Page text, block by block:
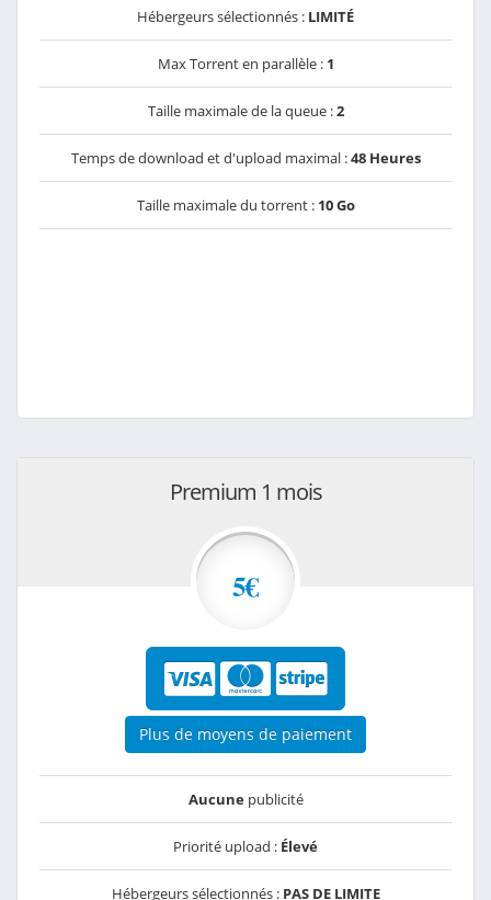
Hébergeurs sélectionnés : LIMITÉ
Max Torrent en parallèle : 1
Taille maximale de la queue :2
Temps de download et d'upload maximal :48 Heures
Taille maximale du torrent : 10 Go
Premium 1 mois
5€
Plus de moyens de paiement
Aucunepublicité
Priorité upload : Élevé
Hébergeurs sélectionnés : PAS DE LIMITE